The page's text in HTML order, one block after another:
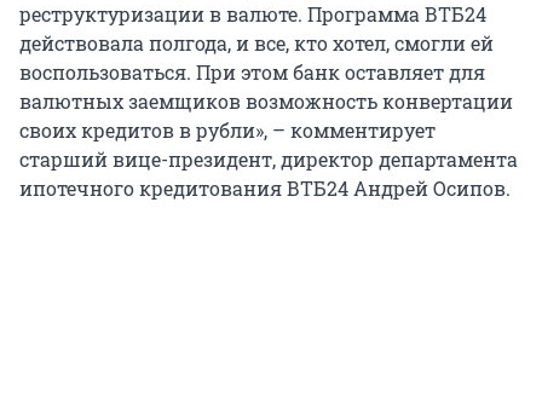
реструктуризации в валюте. Программа ВТБ24
действовала полгода, и все, кто хотел, смогли ей
воспользоваться. При этом банк оставляет для
валютных заемщиков возможность конвертации
своих кредитов в рубли», – комментирует
старший вице-президент, директор департамента
ипотечного кредитования ВТБ24 Андрей Осипов.